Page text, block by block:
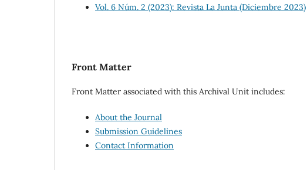
Vol. 6 Núm. 2 (2023): Revista La Junta (Diciembre 2023)
Front Matter
Front Matter associated with this Archival Unit includes:
About the Journal
Submission Guidelines
Contact Information